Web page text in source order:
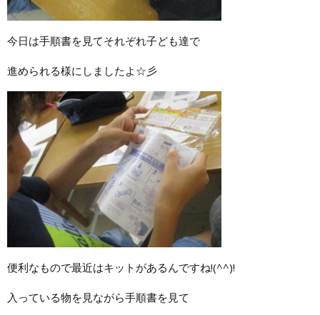
今日は手順書を見てそれぞれ子ども達で
進められる様にしましたよ☆彡
便利なもので最近はキットがあるんですね!(^^)!
入っている物を見ながら手順書を見て